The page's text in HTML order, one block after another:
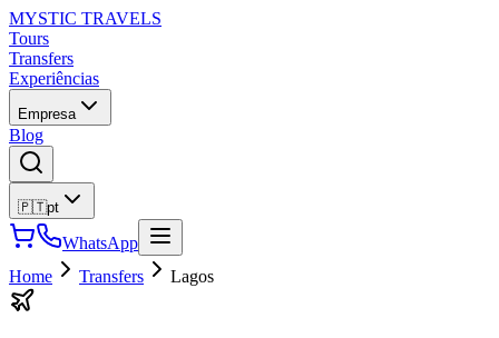
MYSTIC TRAVELS
Tours
Transfers
Experiências
Empresa
Blog
🇵🇹pt
WhatsApp
Home
Transfers Lagos